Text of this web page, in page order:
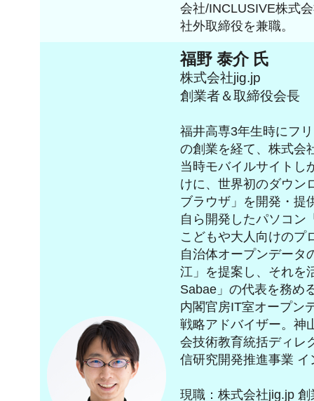
会社/INCLUSIVE株式
社外取締役を兼職。
福野 泰介 氏
株式会社jig.jp
創業者＆取締役会長
福井高専3年生時にフ
の創業を経て、株式会
当時モバイルサイトし
けに、世界初のダウン
ブラウザ」を開発・提
自ら開発したパソコン
こどもや大人向けのプ
自治体オープンデータ
江」を提案し、それを
Sabae」の代表を務め
内閣官房IT室オープン
戦略アドバイザー。神
会技術教育統括ディレ
信研究開発推進事業
現職：株式会社jig.jp